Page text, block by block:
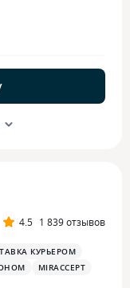
4.5 1 839 отзывов
КУРЬЕРОМ
MIRACCEPT